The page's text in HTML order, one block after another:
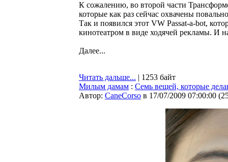
К сожалению, во второй части
которые как раз сейчас охвачены
Так и появился этот VW Passat-a-bot,
кинотеатром в виде ходячей рекламы. И
Далее...
Читать дальше... | 1253 байт
Милым дамам : Семь вещей, которые
Автор: CaneCorso в 17/07/2009 07:00:00 (